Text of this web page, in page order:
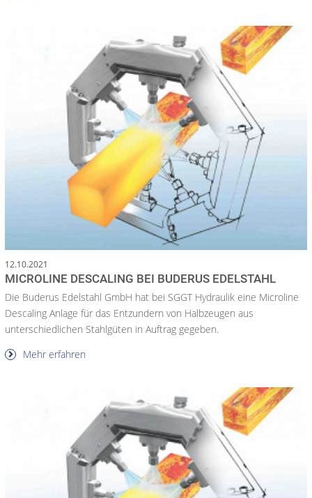
12.10.2021
MICROLINE DESCALING BEI BUDERUS EDELSTAHL
Die Buderus Edelstahl GmbH hat bei SGGT Hydraulik eine Microline
Descaling Anlage für das Entzundern von Halbzeugen aus
unterschiedlichen Stahlgüten in Auftrag gegeben.
Mehr erfahren